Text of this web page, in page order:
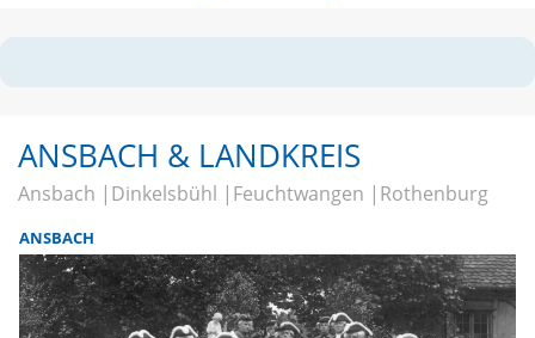
ANSBACH & LANDKREIS
Ansbach Dinkelsbühl Feuchtwangen Rothenburg
ANSBACH